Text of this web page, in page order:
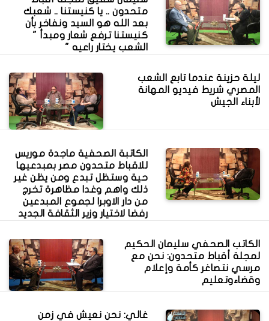
متحدون .. يا كنيستنا .. شعبك
بعد الله هو السيد ونفاخر بأن
كنيستنا ترفع شعار ومبدأ "
الشعب يختار راعيه "
ليلة حزينة عندما تابع الشعب
المصري شريط فيديو المهانة
لأبناء الجيش
الكاتبة الصحفية ماجدة موريس
للاقباط متحدون مصر بمبدعيها
حية وستظل تبدع ومن يظن غير
ذلك واهم وغدا مظاهرة تخرج
من دار الاوبرا لجموع المبدعين
رفضا لاختيار وزير الثقافة الجديد
الكاتب الصحفي سليمان الحكيم
لمجلة أقباط متحدون: نحن مع
مرسي نتصاغر كأمة وإعلام
وقضاءوتعليم
غالي: نحن نعيش في زمن